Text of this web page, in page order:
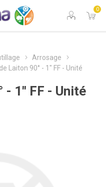
0
Arrosage
Laiton 90° - 1" FF - Unité
- 1" FF - Unité